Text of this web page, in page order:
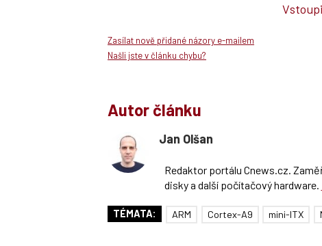
Zasílat nově přidané názory e-mailem
Našli jste v článku chybu?
Autor článku
Jan Olšan
Redaktor portálu Cnews.cz.
disky a další počítačový hardware.
TÉMATA: ARM Cortex-A9 mini-ITX